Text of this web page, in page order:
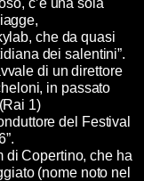
che da quasi
dei salentini”.
di un direttore
in passato
1)
del Festival
di Copertino, che ha
(nome noto nel